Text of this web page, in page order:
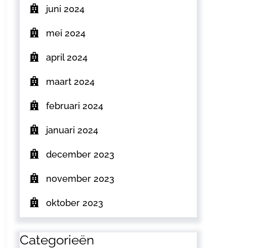
juni 2024
mei 2024
april 2024
maart 2024
februari 2024
januari 2024
december 2023
november 2023
oktober 2023
Categorieën